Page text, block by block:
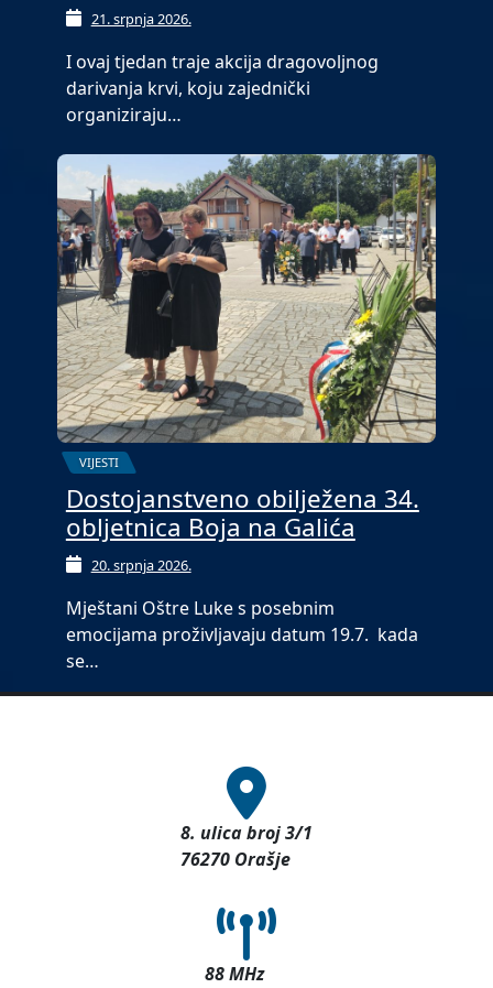
21. srpnja 2026.
I ovaj tjedan traje akcija dragovoljnog
darivanja krvi, koju zajednički
organiziraju…
VIJESTI
Dostojanstveno obilježena 34.
obljetnica Boja na Galića
20. srpnja 2026.
Mještani Oštre Luke s posebnim
emocijama proživljavaju datum 19.7. kada
se…
8. ulica broj 3/1
76270 Orašje
88 MHz